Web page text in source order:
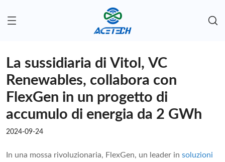
La sussidiaria di Vitol, VC
Renewables, collabora con
FlexGen in un progetto di
accumulo di energia da 2 GWh
2024-09-24
In una mossa rivoluzionaria, FlexGen, un leader in soluzioni